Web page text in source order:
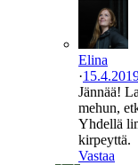
Elina
·
Jännää!
mehun,
Yhdellä
kirpeyttä.
Vastaa